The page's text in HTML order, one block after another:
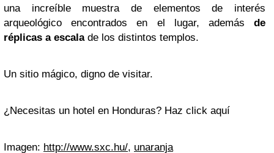
una increíble muestra de elementos de interés
arqueológico encontrados en el lugar, además de
réplicas a escalade los distintos templos.
Un sitio mágico, digno de visitar.
¿Necesitas un hotel en Honduras? Haz click aquí
Imagen: http://www.sxc.hu/, unaranja